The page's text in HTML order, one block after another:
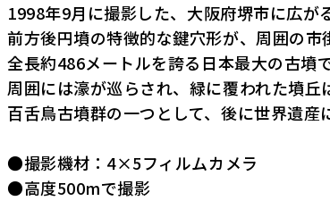
1998年9月に撮影した、大阪府堺市に広が
前方後円墳の特徴的な鍵穴形が、周囲の市
全長約486メートルを誇る日本最大の古墳
周囲には濠が巡らされ、緑に覆われた墳丘
百舌鳥古墳群の一つとして、後に世界遺産
●撮影機材：4×5フィルムカメラ
●高度500mで撮影